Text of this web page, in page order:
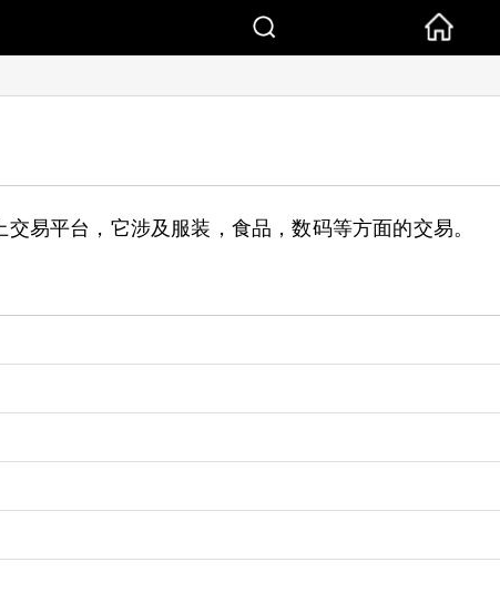
易平台，它涉及服装，食品，数码等方面的交易。